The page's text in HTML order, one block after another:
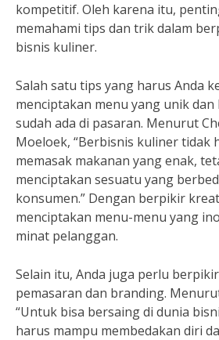
kompetitif. Oleh karena itu,
memahami tips dan trik dalam
bisnis kuliner.
Salah satu tips yang harus Anda
menciptakan menu yang unik
sudah ada di pasaran. Menurut
Moeloek, “Berbisnis kuliner tidak
memasak makanan yang enak,
menciptakan sesuatu yang
konsumen.” Dengan berpikir
menciptakan menu-menu yang
minat pelanggan.
Selain itu, Anda juga perlu
pemasaran dan branding.
“Untuk bisa bersaing di dunia
harus mampu membedakan diri